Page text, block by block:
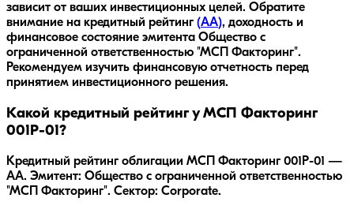
зависит от ваших инвестиционных целей. Обратите
внимание на кредитный рейтинг (AA), доходность и
финансовое состояние эмитента Общество с
ограниченной ответственностью "МСП Факторинг".
Рекомендуем изучить финансовую отчетность перед
принятием инвестиционного решения.
Какой кредитный рейтинг у МСП Факторинг
001Р-01?
Кредитный рейтинг облигации МСП Факторинг 001Р-01 —
AA. Эмитент: Общество с ограниченной ответственностью
"МСП Факторинг". Сектор: Corporate.